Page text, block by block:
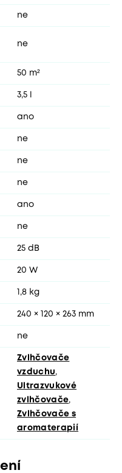
ne
ne
50 m²
3,5 l
ano
ne
ne
ne
ano
ne
25 dB
20 W
1,8 kg
240 × 120 × 263 mm
ne
Zvlhčovače
vzduchu,
Ultrazvukové
zvlhčovače,
Zvlhčovače s
aromaterapií